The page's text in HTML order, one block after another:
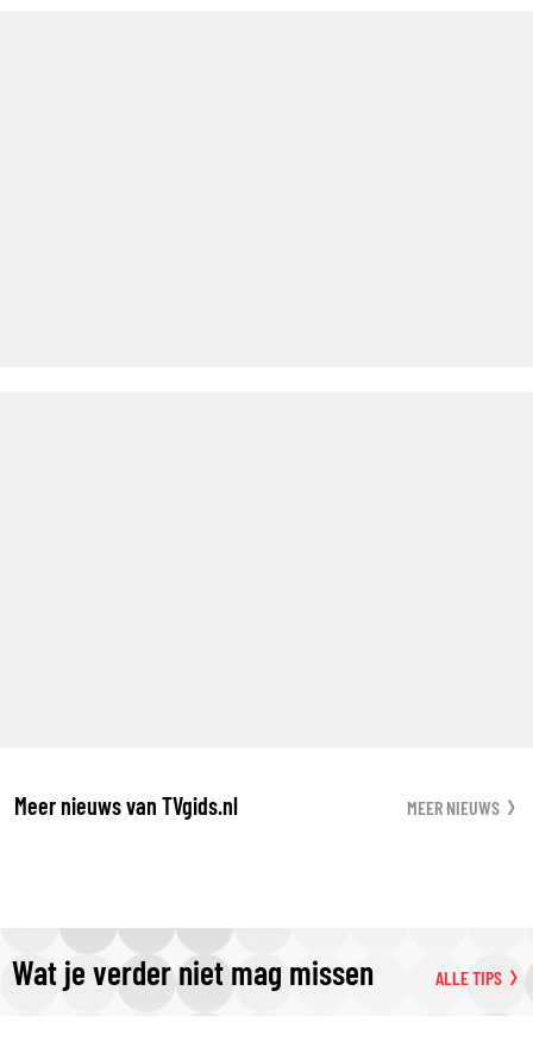
Meer nieuws van TVgids.nl MEER NIEUWS
Wat je verder niet mag missen ALLE TIPS